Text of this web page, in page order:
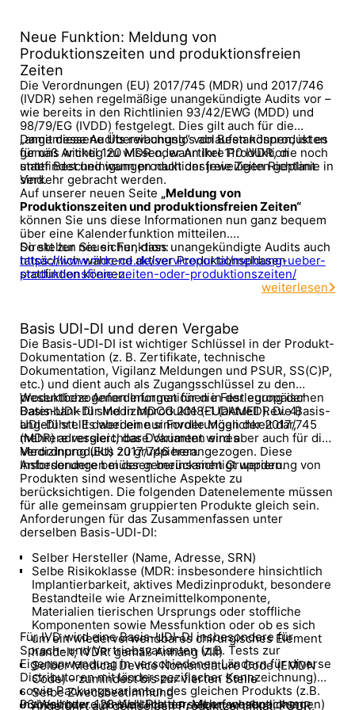
Neue Funktion: Meldung von
Produktionszeiten und produktionsfreien
Zeiten
Die Verordnungen (EU) 2017/745 (MDR) und 2017/746
(IVDR) sehen regelmäßige unangekündigte Audits vor –
wie bereits in den Richtlinien 93/42/EWG (MDD) und
98/79/EG (IVDD) festgelegt. Dies gilt auch für die
„angemessene Überwachung“ von Bestandsprodukten
gemäß Artikel 120 MDR oder Artikel 110 IVDR, die noch
unter Bescheinigungen nach der jeweiligen Richtlinie in
Verkehr gebracht werden.
Damit diese Audits reibungslos ablaufen können, ist es
für uns wichtig zu wissen, wann Ihre Produktion
stattfindet und wann produktionsfreie Zeiten geplant
sind.
Auf unserer neuen Seite „Meldung von
Produktionszeiten und produktionsfreien Zeiten“
können Sie uns diese Informationen nun ganz bequem
über eine Kalenderfunktion mitteilen.
So stellen Sie sicher, dass unangekündigte Audits auch
tatsächlich während aktiver Produktionsphasen
stattfinden können.
Direkt zur neuen Funktion:
https://www.mdc-ce.de/serviceportal/meldung-ueber-
produktionsfreie-zeiten-oder-produktionszeiten/
weiterlesen
Basis UDI-DI und deren Vergabe
Die Basis-UDI-DI ist wichtiger Schlüssel in der Produkt-
Dokumentation (z. B. Zertifikate, technische
Dokumentation, Vigilanz Meldungen und PSUR, SS(C)P,
etc.) und dient auch als Zugangsschlüssel zu den
produktbezogenen Informationen in der europäischen
Datenbank für Medizinprodukte (EUDAMED). Die Basis-
UDI-DI stellt dabei eine sinnvolle Möglichkeit dar,
mehrere vergleichbare Varianten eines
Medizinprodukts zu gruppieren.
Wesentliche Anforderungen für die Festlegung der
Basis-UDI-DI sind in MDCG 2018-1 (aktuell Rev. 4)
angeführt. Es werden nur Forderungen der 2017/745
(MDR) adressiert, das Dokument wird aber auch für die
Verordnung (EU) 2017/746 herangezogen. Diese
Anforderungen müssen berücksichtigt werden.
Insbesondere bei der gemeinsamen Gruppierung von
Produkten sind wesentliche Aspekte zu
berücksichtigen. Die folgenden Datenelemente müssen
für alle gemeinsam gruppierten Produkte gleich sein.
Anforderungen für das Zusammenfassen unter
derselben Basis-UDI-DI:
Selber Hersteller (Name, Adresse, SRN)
Selbe Risikoklasse (MDR: insbesondere hinsichtlich
Implantierbarkeit, aktives Medizinprodukt, besondere
Bestandteile wie Arzneimittelkomponente,
Materialien tierischen Ursprungs oder stoffliche
Komponenten sowie Messfunktion oder ob es sich
um ein wiederverwendbares chirurgisches Element
handelt; IVDR: gemäß Anhang VIII)
Selber Medical Device Nomenclature Code (EMDN
Code) – zumindest bis zur vierten Stelle
Selbe Zweckbestimmung
Angeführt auf demselben Produktzertifikat, PSUR,
Für IVD wird eine Basis-UDI-DI insbesondere für
Sprach- und Vertriebsvarianten (z.B. Tests zur
Eigenanwendung in verschiedenen Ländern für diverse
Distributoren mit länderspezifischer Kennzeichnung)
sowie Packungsvarianten des gleichen Produkts (z.B.
96-Well bzw. 128-Well Platten, Mehrfachabpackungen)
Insbesondere hinsichtlich derselben wesentlichen